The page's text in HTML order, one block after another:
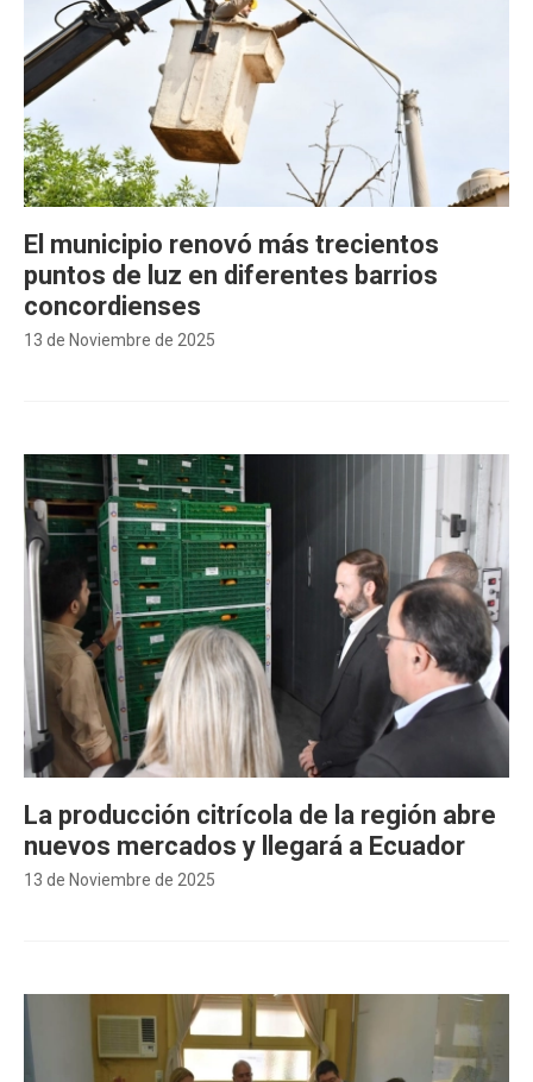
13 de Noviembre de 2025
El municipio renovó más trecientos
puntos de luz en diferentes barrios
concordienses
13 de Noviembre de 2025
La producción citrícola de la región abre
nuevos mercados y llegará a Ecuador